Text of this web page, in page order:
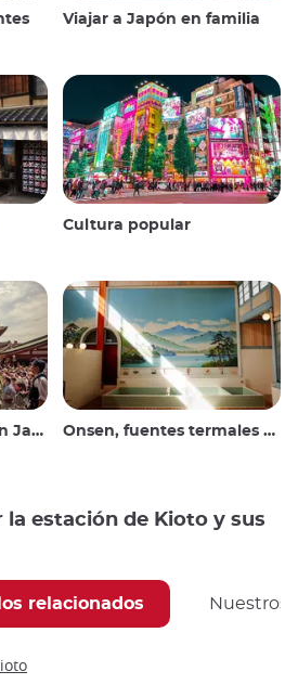
Viajar a Japón en familia
Cultura popular
Onsen, fuentes termales y baños públicos
la estación de Kioto y sus
relacionados Nuestros